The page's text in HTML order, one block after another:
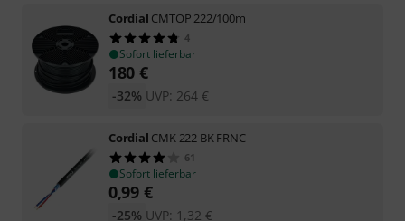
Cordial CMTOP 222/100m
4
Sofort lieferbar
180 €
UVP: 264 €
-32%
Cordial CMK 222 BK FRNC
61
Sofort lieferbar
0,99 €
UVP: 1,32 €
-25%